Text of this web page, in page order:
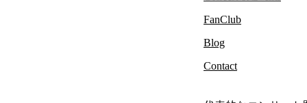
FanClub
Blog
Contact